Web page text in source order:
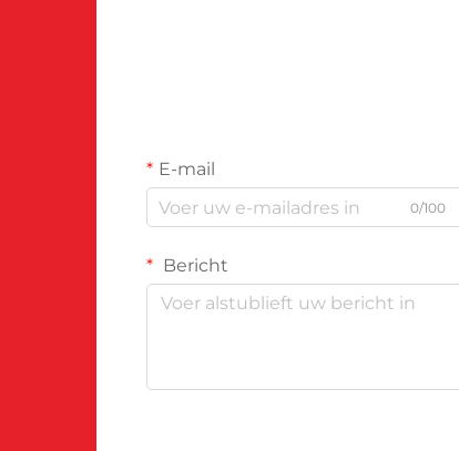
E-mail
0/100
Bericht